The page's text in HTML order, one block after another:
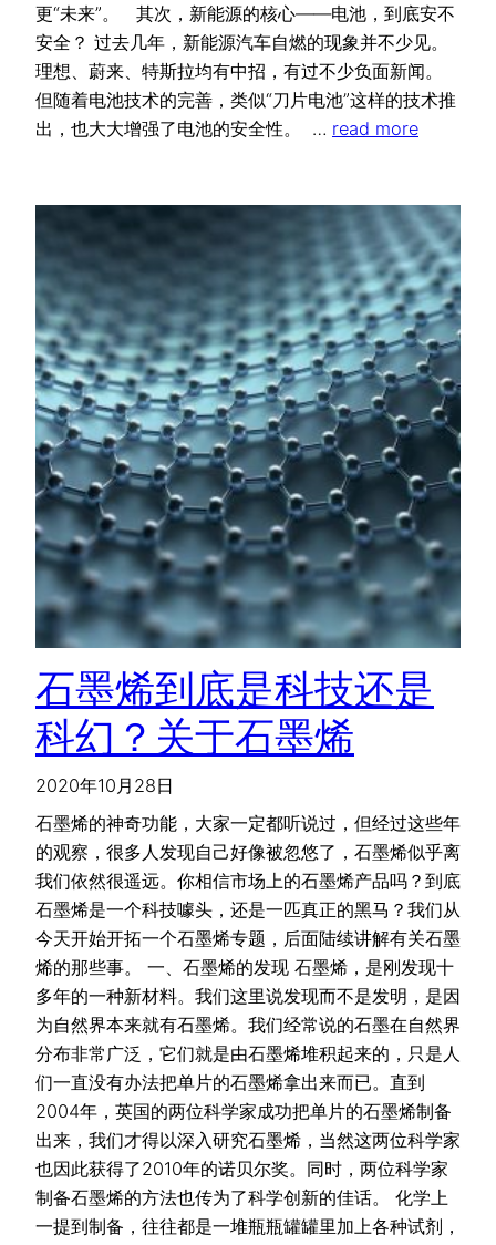
更“未来”。 其次，新能源的核心——电池，到底安不
安全？ 过去几年，新能源汽车自燃的现象并不少见。
理想、蔚来、特斯拉均有中招，有过不少负面新闻。
但随着电池技术的完善，类似“刀片电池”这样的技术推
出，也大大增强了电池的安全性。 … read more
石墨烯到底是科技还是
科幻？关于石墨烯
2020年10月28日
石墨烯的神奇功能，大家一定都听说过，但经过这些年
的观察，很多人发现自己好像被忽悠了，石墨烯似乎离
我们依然很遥远。你相信市场上的石墨烯产品吗？到底
石墨烯是一个科技噱头，还是一匹真正的黑马？我们从
今天开始开拓一个石墨烯专题，后面陆续讲解有关石墨
烯的那些事。 一、石墨烯的发现 石墨烯，是刚发现十
多年的一种新材料。我们这里说发现而不是发明，是因
为自然界本来就有石墨烯。我们经常说的石墨在自然界
分布非常广泛，它们就是由石墨烯堆积起来的，只是人
们一直没有办法把单片的石墨烯拿出来而已。直到
2004年，英国的两位科学家成功把单片的石墨烯制备
出来，我们才得以深入研究石墨烯，当然这两位科学家
也因此获得了2010年的诺贝尔奖。同时，两位科学家
制备石墨烯的方法也传为了科学创新的佳话。 化学上
一提到制备，往往都是一堆瓶瓶罐罐里加上各种试剂，